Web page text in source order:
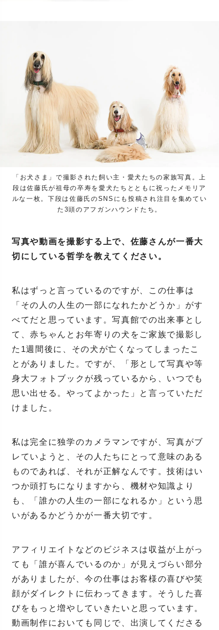
「お犬さま」で撮影された飼い主・愛犬たちの家族写真。上
段は佐藤氏が祖母の卒寿を愛犬たちとともに祝ったメモリア
ルな一枚。下段は佐藤氏のSNSにも投稿され注目を集めてい
た3頭のアフガンハウンドたち。
写真や動画を撮影する上で、佐藤さんが一番大
切にしている哲学を教えてください。
私はずっと言っているのですが、この仕事は
「その人の人生の一部になれたかどうか」がす
べてだと思っています。写真館での出来事とし
て、赤ちゃんとお年寄りの犬をご家族で撮影し
た1週間後に、その犬が亡くなってしまったこ
とがありました。ですが、「形として写真や等
身大フォトブックが残っているから、いつでも
思い出せる。やってよかった」と言っていただ
けました。
私は完全に独学のカメラマンですが、写真がブ
レていようと、その人たちにとって意味のある
ものであれば、それが正解なんです。技術はい
つか頭打ちになりますから、機材や知識より
も、「誰かの人生の一部になれるか」という思
いがあるかどうかが一番大切です。
アフィリエイトなどのビジネスは収益が上がっ
ても「誰が喜んでいるのか」が見えづらい部分
がありましたが、今の仕事はお客様の喜びや笑
顔がダイレクトに伝わってきます。そうした喜
びをもっと増やしていきたいと思っています。
動画制作においても同じで、出演してくださる